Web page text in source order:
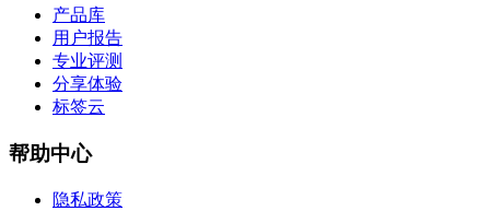
产品库
用户报告
专业评测
分享体验
标签云
帮助中心
隐私政策